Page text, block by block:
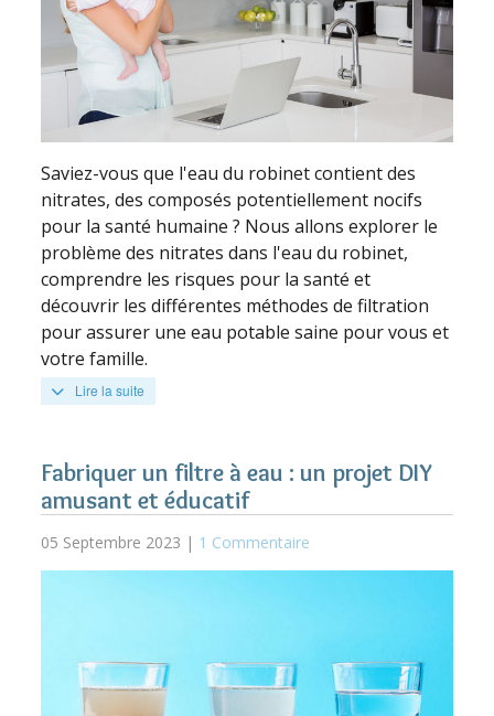
Saviez-vous que l'eau du robinet contient des
nitrates, des composés potentiellement nocifs
pour la santé humaine ? Nous allons explorer le
problème des nitrates dans l'eau du robinet,
comprendre les risques pour la santé et
découvrir les différentes méthodes de filtration
pour assurer une eau potable saine pour vous et
votre famille.
Lire la suite
Fabriquer un filtre à eau : un projet DIY
amusant et éducatif
05 Septembre 2023 | 1 Commentaire